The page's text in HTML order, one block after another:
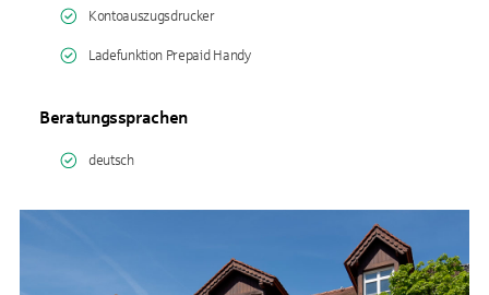
Kontoauszugsdrucker
Ladefunktion Prepaid Handy
Beratungssprachen
deutsch